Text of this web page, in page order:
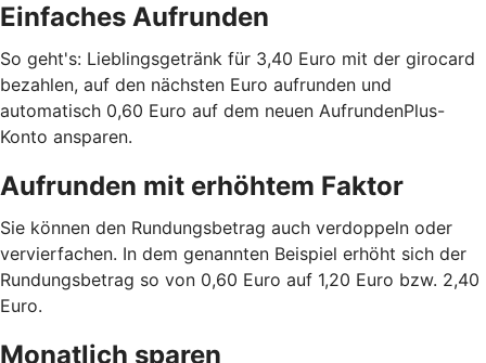
Einfaches Aufrunden
So geht's: Lieblingsgetränk für 3,40 Euro mit der girocard
bezahlen, auf den nächsten Euro aufrunden und
automatisch 0,60 Euro auf dem neuen AufrundenPlus-
Konto ansparen.
Aufrunden mit erhöhtem Faktor
Sie können den Rundungsbetrag auch verdoppeln oder
vervierfachen. In dem genannten Beispiel erhöht sich der
Rundungsbetrag so von 0,60 Euro auf 1,20 Euro bzw. 2,40
Euro.
Monatlich sparen